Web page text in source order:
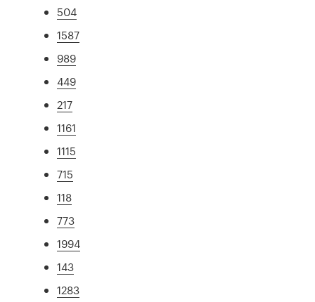
504
1587
989
449
217
1161
1115
715
118
773
1994
143
1283